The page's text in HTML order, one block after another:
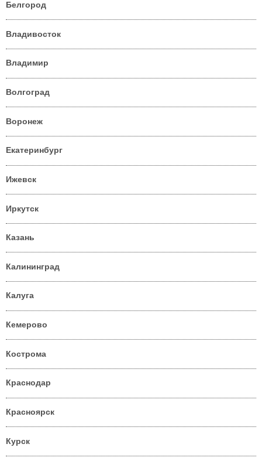
Белгород
Владивосток
Владимир
Волгоград
Воронеж
Екатеринбург
Ижевск
Иркутск
Казань
Калининград
Калуга
Кемерово
Кострома
Краснодар
Красноярск
Курск